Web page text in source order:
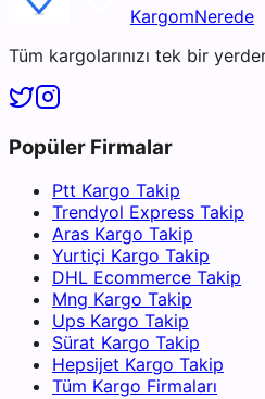
KargomNerede
Tüm kargolarınızı tek bir
Popüler Firmalar
Ptt Kargo Takip
Trendyol Express Takip
Aras Kargo Takip
Yurtiçi Kargo Takip
DHL Ecommerce Takip
Mng Kargo Takip
Ups Kargo Takip
Sürat Kargo Takip
Hepsijet Kargo Takip
Tüm Kargo Firmaları